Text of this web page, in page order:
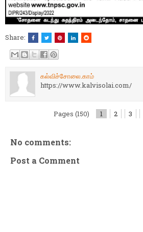
Share:
கல்விச்சோலை.காம்
https://www.kalvisolai.com/
Pages (150) 1 2 3
No comments:
Post a Comment